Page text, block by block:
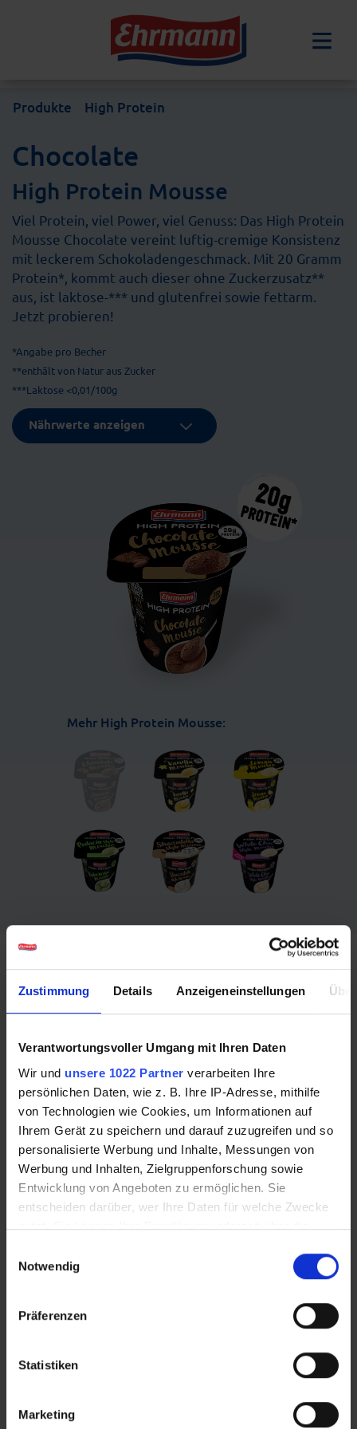
Zustimmung Details Anzeigeneinstellungen
Verantwortungsvoller Umgang mit Ihren Daten
Wir und unsere 1022 Partner verarbeiten Ihre
persönlichen Daten, wie z. B. Ihre IP-Adresse, mithilfe
von Technologien wie Cookies, um Informationen auf
Ihrem Gerät zu speichern und darauf zuzugreifen und so
personalisierte Werbung und Inhalte, Messungen von
Werbung und Inhalten, Zielgruppenforschung sowie
Entwicklung von Angeboten zu ermöglichen. Sie
entscheiden darüber, wer Ihre Daten für welche Zwecke
nutzt. Sie können Ihre Einwilligung jederzeit über die
Trigger Symbol ändern oder widerrufen
Informationen über Ihre geografische Lage
können
bestimmten Merkmalen (Fingerprinting) identifizieren
Erfahren Sie mehr darüber, wie Ihre persönlichen Daten
Notwendig
Präferenzen
Statistiken
Marketing
Produkte High Protein
Chocolate
High Protein Mousse
Viel Protein, viel Power, viel Genuss: Das High Protein
Mousse Chocolate vereint luftig-cremige Konsistenz
mit leckerem Schokoladengeschmack. Mit 20 Gramm
Protein*, kommt auch dieser ohne Zuckerzusatz**
aus, ist laktose-*** und glutenfrei sowie fettarm.
Jetzt probieren!
*Angabe pro Becher
**enthält von Natur aus Zucker
***Laktose <0,01/100g
Nährwerte anzeigen
Mehr High Protein Mousse:
Das könnte Ihnen auch
schmecken:
Schoko Foodie Chocolicious Stracciatella